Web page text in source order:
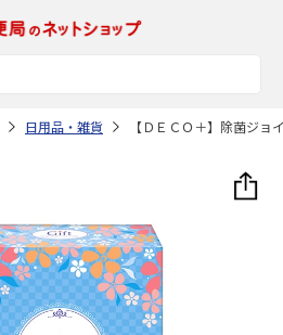
日用品・雑貨 【ＤＥＣＯ＋】除菌ジ